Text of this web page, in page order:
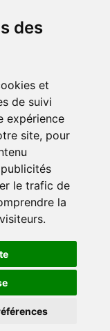
des
et
de suivi
expérience
site, pour
le trafic de
la
votre e-mail